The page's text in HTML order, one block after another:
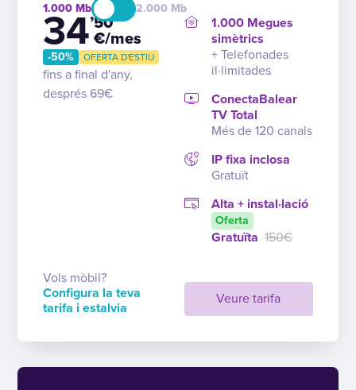
1.000 2.000
34’50
€/mes
-50% OFERTA D'ESTIU
fins a final d'any,
després 69€
Veure tarifa
1.000 Megues
simètrics
+ Telefonades
il·limitades
ConectaBalear
TV Total
Més de 120 canals
IP fixa inclosa
Gratuït
Alta + instal·lació
Oferta
Gratuïta 150€
Vols mòbil?
Configura la teva
tarifa i estalvia